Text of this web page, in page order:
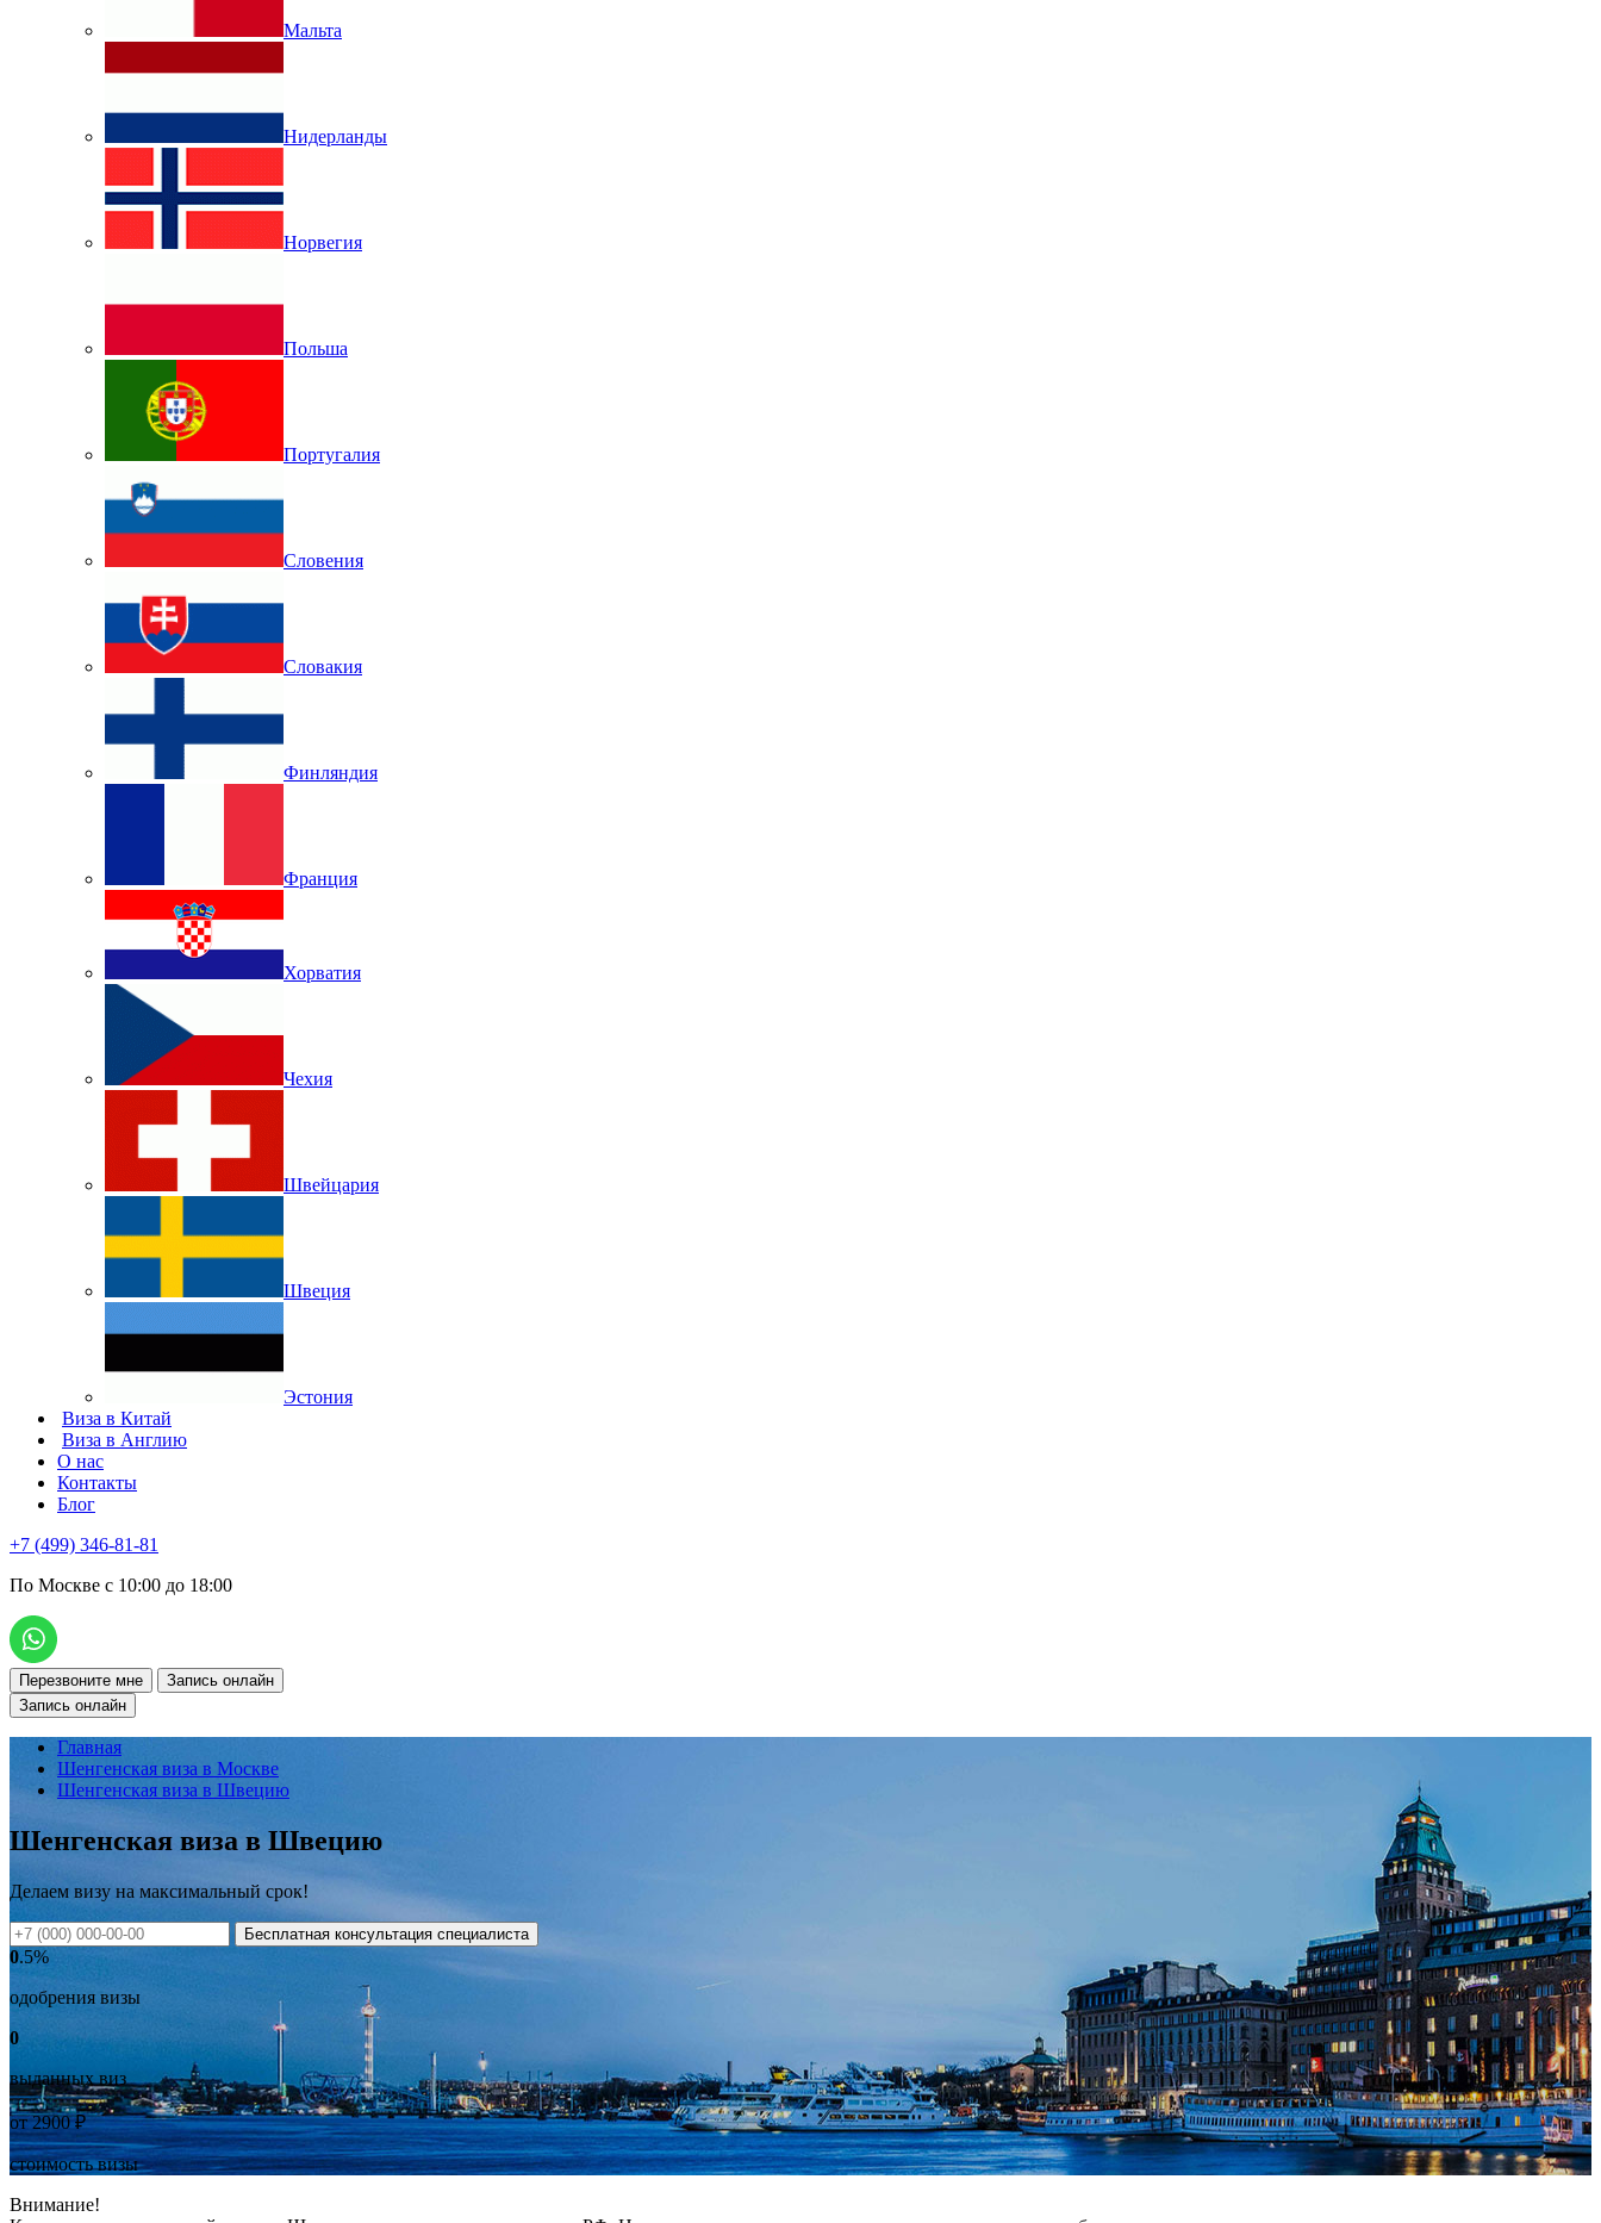
Мальта
Нидерланды
Норвегия
Польша
Португалия
Словения
Словакия
Финляндия
Франция
Хорватия
Чехия
Швейцария
Швеция
Эстония
Виза в Китай
Виза в Англию
О нас
Контакты
Блог
+7 (499) 346-81-81
По Москве с 10:00 до 18:00
Перезвоните мне
Запись онлайн
Запись онлайн
Главная
Шенгенская виза в Москве
Шенгенская виза в Швецию
Шенгенская виза в Швецию
Делаем визу на максимальный срок!
Бесплатная консультация специалиста
0.5%
одобрения визы
0
выданных виз
от2900₽
стоимость визы
Внимание!